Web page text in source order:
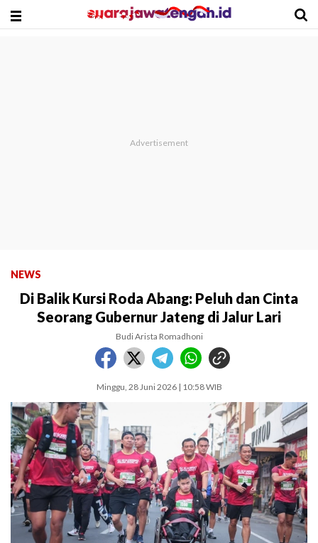
NEWS
Di Balik Kursi Roda Abang: Peluh dan Cinta
Seorang Gubernur Jateng di Jalur Lari
Budi Arista Romadhoni
Minggu, 28 Juni 2026 | 10:58 WIB